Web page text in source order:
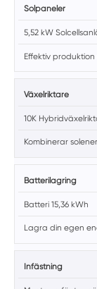
Solpaneler
5,52 kW
Effektiv
Växelriktare
10K
Kombinerar
Batterilagring
Batteri 15,36 kWh
Lagra din egen
Infästning